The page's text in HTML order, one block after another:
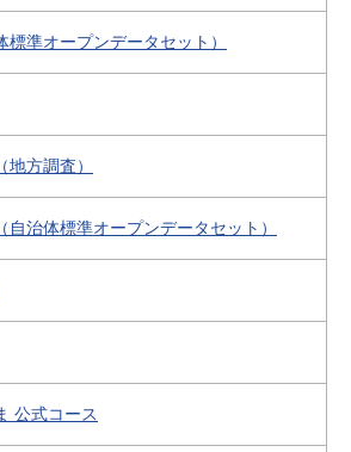
準オープンデータセット）
方調査）
治体標準オープンデータセット）
公式コース